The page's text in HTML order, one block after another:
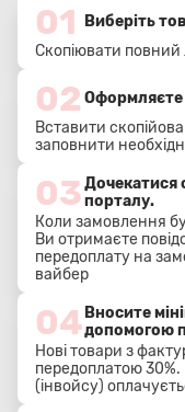
01
Виберіть
Скопіювати повний
02 Оформляєте
Вставити
заповнити
03Дочекатися
порталу.
Коли замовлення
Ви отримаєте
передоплату на
вайбер
04 Вносите
допомогою
Нові товари з
передоплатою 30%.
(інвойсу)